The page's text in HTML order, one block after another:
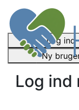
Log ind
Ny
Log ind